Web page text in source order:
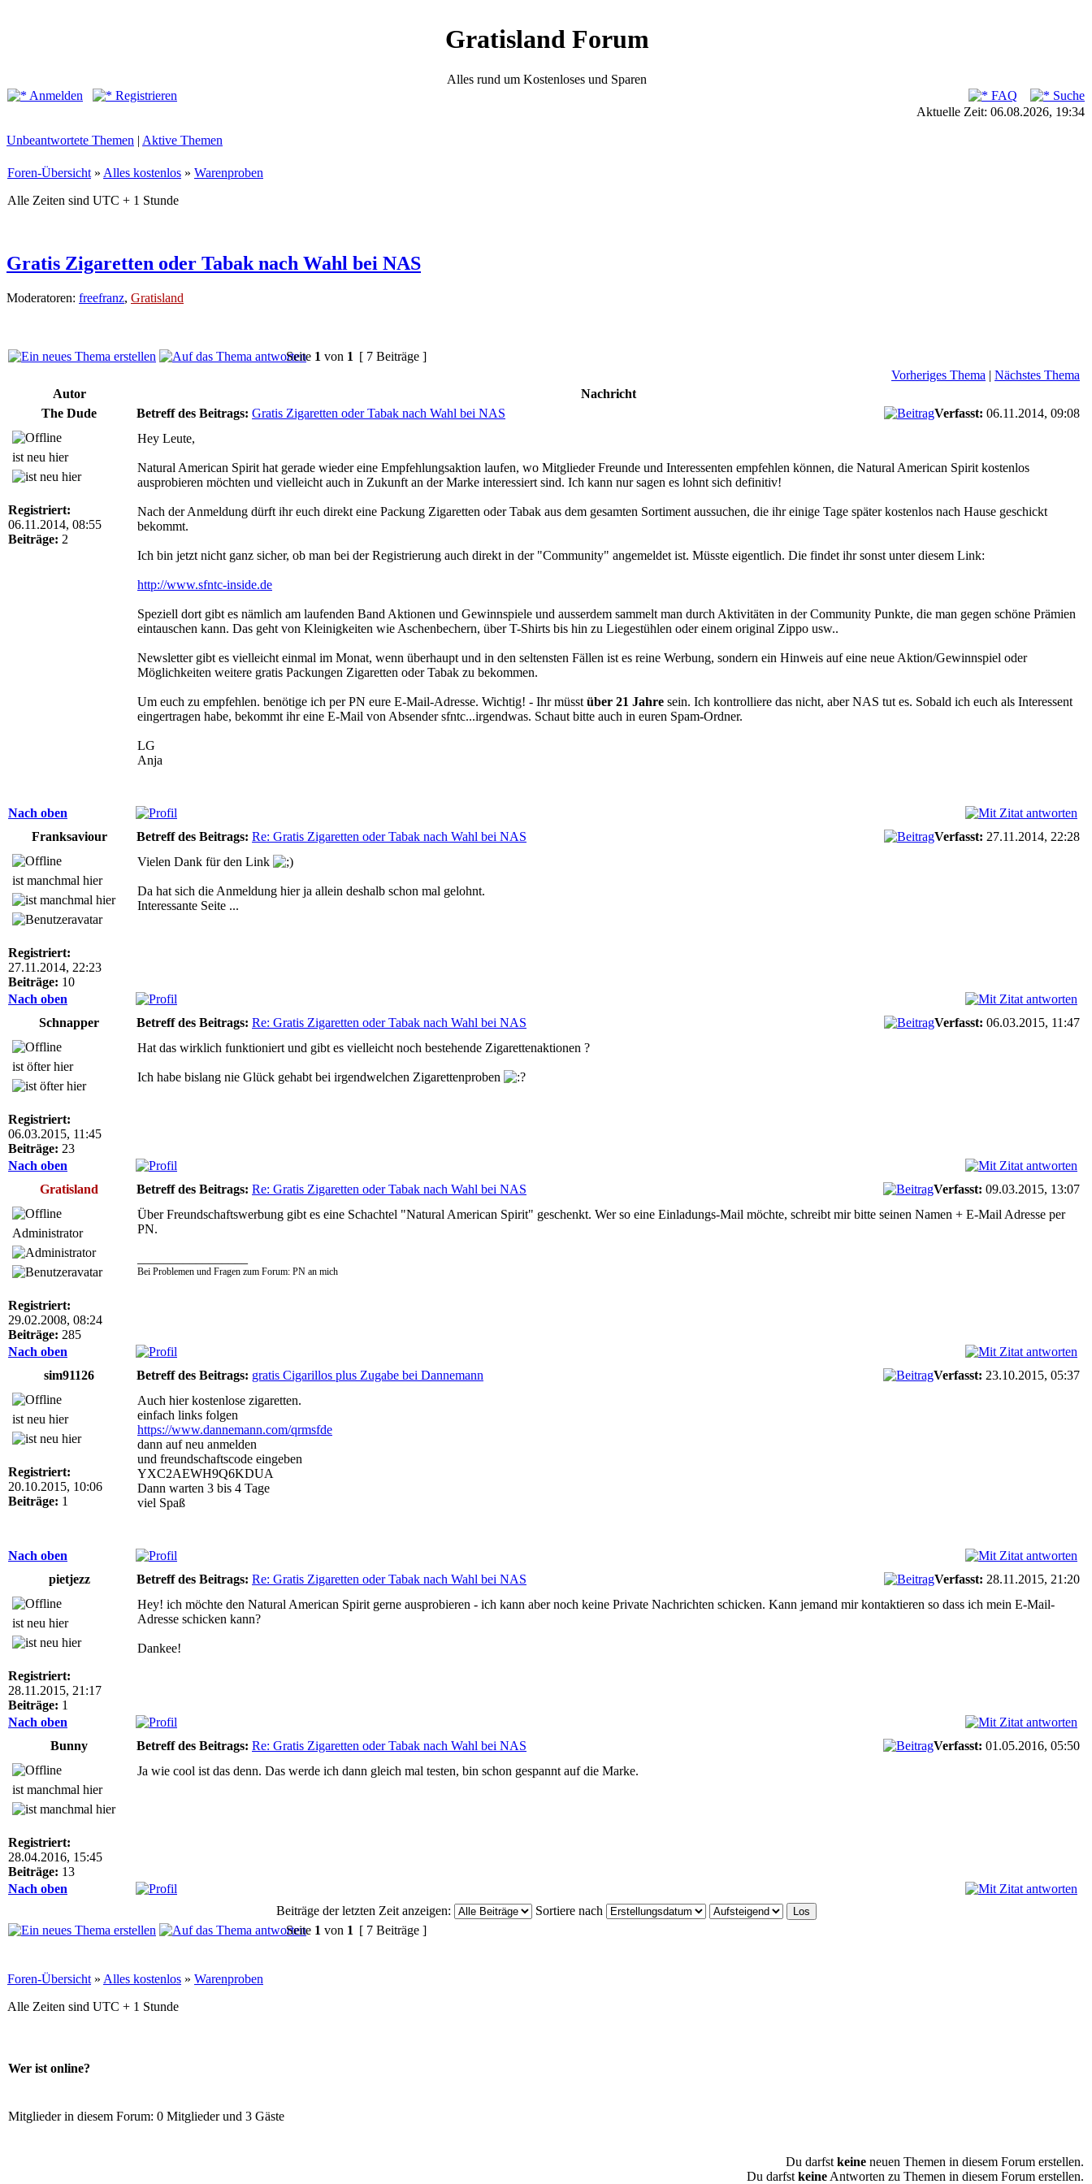
Gratisland Forum
Alles rund um Kostenloses und Sparen
Anmelden
Registrieren FAQ
Suche
Aktuelle Zeit: 06.08.2026, 19:34
Unbeantwortete Themen | Aktive Themen
Foren-Übersicht » Alles kostenlos » Warenproben
Alle Zeiten sind UTC + 1 Stunde
Gratis Zigaretten oder Tabak nach Wahl bei NAS
Moderatoren: freefranz, Gratisland
Seite 1 von 1 [ 7 Beiträge ]
Vorheriges Thema | Nächstes Thema
Autor
Nachricht
The Dude
Betreff des Beitrags: Gratis Zigaretten oder Tabak nach Wahl bei NAS Verfasst: 06.11.2014, 09:08
ist neu hier
Registriert:
06.11.2014, 08:55
Beiträge: 2
Hey Leute,
Natural American Spirit hat gerade wieder eine Empfehlungsaktion laufen, wo Mitglieder Freunde und Interessenten empfehlen können, die Natural American Spirit kostenlos
ausprobieren möchten und vielleicht auch in Zukunft an der Marke interessiert sind. Ich kann nur sagen es lohnt sich definitiv!
Nach der Anmeldung dürft ihr euch direkt eine Packung Zigaretten oder Tabak aus dem gesamten Sortiment aussuchen, die ihr einige Tage später kostenlos nach Hause geschickt
bekommt.
Ich bin jetzt nicht ganz sicher, ob man bei der Registrierung auch direkt in der "Community" angemeldet ist. Müsste eigentlich. Die findet ihr sonst unter diesem Link:
http://www.sfntc-inside.de
Speziell dort gibt es nämlich am laufenden Band Aktionen und Gewinnspiele und ausserdem sammelt man durch Aktivitäten in der Community Punkte, die man gegen schöne Prämien
eintauschen kann. Das geht von Kleinigkeiten wie Aschenbechern, über T-Shirts bis hin zu Liegestühlen oder einem original Zippo usw..
Newsletter gibt es vielleicht einmal im Monat, wenn überhaupt und in den seltensten Fällen ist es reine Werbung, sondern ein Hinweis auf eine neue Aktion/Gewinnspiel oder
Möglichkeiten weitere gratis Packungen Zigaretten oder Tabak zu bekommen.
Um euch zu empfehlen. benötige ich per PN eure E-Mail-Adresse. Wichtig! - Ihr müsst über 21 Jahre sein. Ich kontrolliere das nicht, aber NAS tut es. Sobald ich euch als Interessent
eingertragen habe, bekommt ihr eine E-Mail von Absender sfntc...irgendwas. Schaut bitte auch in euren Spam-Ordner.
LG
Anja
Nach oben
Franksaviour
Betreff des Beitrags: Re: Gratis Zigaretten oder Tabak nach Wahl bei NAS Verfasst: 27.11.2014, 22:28
ist manchmal hier
Registriert:
27.11.2014, 22:23
Beiträge: 10
Vielen Dank für den Link
Da hat sich die Anmeldung hier ja allein deshalb schon mal gelohnt.
Interessante Seite ...
Nach oben
Schnapper
Betreff des Beitrags: Re: Gratis Zigaretten oder Tabak nach Wahl bei NAS Verfasst: 06.03.2015, 11:47
ist öfter hier
Registriert:
06.03.2015, 11:45
Beiträge: 23
Hat das wirklich funktioniert und gibt es vielleicht noch bestehende Zigarettenaktionen ?
Ich habe bislang nie Glück gehabt bei irgendwelchen Zigarettenproben
Nach oben
Gratisland
Betreff des Beitrags: Re: Gratis Zigaretten oder Tabak nach Wahl bei NAS Verfasst: 09.03.2015, 13:07
Administrator
Registriert:
29.02.2008, 08:24
Beiträge: 285
Über Freundschaftswerbung gibt es eine Schachtel "Natural American Spirit" geschenkt. Wer so eine Einladungs-Mail möchte, schreibt mir bitte seinen Namen + E-Mail Adresse per
PN.
Bei Problemen und Fragen zum Forum: PN an mich
Nach oben
sim91126
Betreff des Beitrags: gratis Cigarillos plus Zugabe bei Dannemann Verfasst: 23.10.2015, 05:37
ist neu hier
Registriert:
20.10.2015, 10:06
Beiträge: 1
Auch hier kostenlose zigaretten.
einfach links folgen
https://www.dannemann.com/qrmsfde
dann auf neu anmelden
und freundschaftscode eingeben
YXC2AEWH9Q6KDUA
Dann warten 3 bis 4 Tage
viel Spaß
Nach oben
pietjezz
Betreff des Beitrags: Re: Gratis Zigaretten oder Tabak nach Wahl bei NAS Verfasst: 28.11.2015, 21:20
ist neu hier
Registriert:
28.11.2015, 21:17
Beiträge: 1
Hey! ich möchte den Natural American Spirit gerne ausprobieren - ich kann aber noch keine Private Nachrichten schicken. Kann jemand mir kontaktieren so dass ich mein E-Mail-
Adresse schicken kann?
Dankee!
Nach oben
Bunny
Betreff des Beitrags: Re: Gratis Zigaretten oder Tabak nach Wahl bei NAS Verfasst: 01.05.2016, 05:50
ist manchmal hier
Registriert:
28.04.2016, 15:45
Beiträge: 13
Ja wie cool ist das denn. Das werde ich dann gleich mal testen, bin schon gespannt auf die Marke.
Nach oben
Beiträge der letzten Zeit anzeigen:
Sortiere nach
Seite 1 von 1 [ 7 Beiträge ]
Foren-Übersicht » Alles kostenlos » Warenproben
Alle Zeiten sind UTC + 1 Stunde
Wer ist online?
Mitglieder in diesem Forum: 0 Mitglieder und 3 Gäste
Du darfst keine neuen Themen in diesem Forum erstellen.
Du darfst keine Antworten zu Themen in diesem Forum erstellen.